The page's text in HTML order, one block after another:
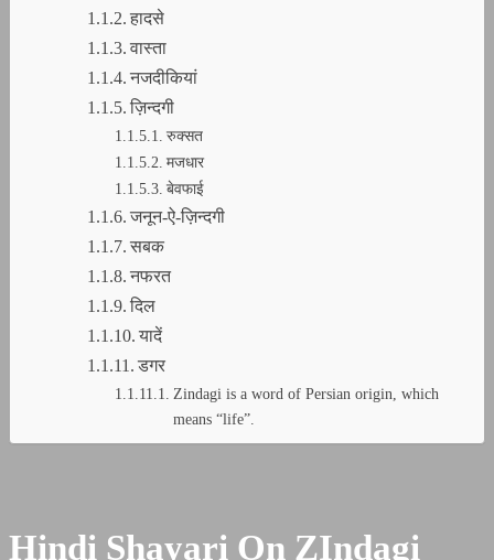
हादसे
वास्ता
नजदीकियां
ज़िन्दगी
रुक्सत
मजधार
बेवफाई
जनून-ऐ-ज़िन्दगी
सबक
नफरत
दिल
यादें
डगर
Zindagi is a word of Persian origin, which
means “life”.
Hindi Shayari On ZIndagi